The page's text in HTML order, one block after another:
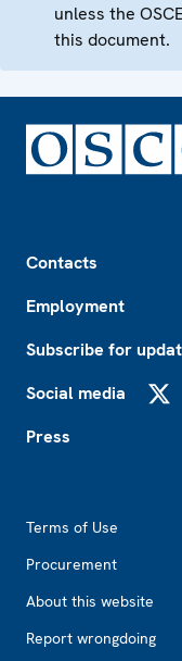
unless the
this document.
Contacts
Employment
Subscribe for
Social media
Press
Terms of Use
Procurement
About this website
Report wrongdoing